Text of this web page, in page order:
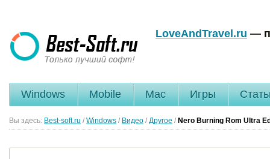
LoveAndTravel.ru —
Windows Mobile Mac Игры
Вы здесь: Best-soft.ru / Windows / Видео / Другое / Nero Burning Rom Ultra